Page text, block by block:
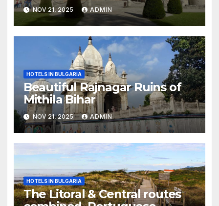
NOV 21, 2025 ADMIN
HOTELS IN BULGARIA
Beautiful Rajnagar Ruins of
Mithila Bihar
NOV 21, 2025 ADMIN
HOTELS IN BULGARIA
The Litoral & Central routes